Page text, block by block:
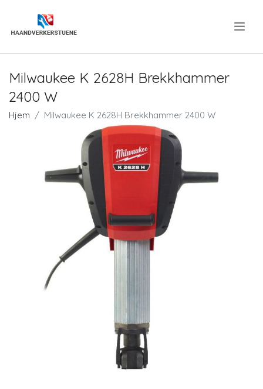
Milwaukee K 2628H Brekkhammer
2400 W
Hjem Milwaukee K 2628H Brekkhammer 2400 W